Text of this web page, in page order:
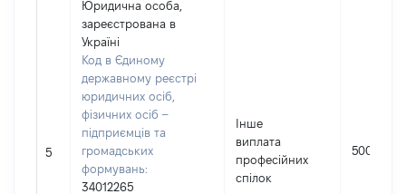
5
Юридична особа,
зареєстрована в
Україні
Код в Єдиному
державному реєстрі
юридичних осіб,
фізичних осіб –
підприємців та
громадських
формувань:
34012265
Інше
виплата
професійних
спілок
500